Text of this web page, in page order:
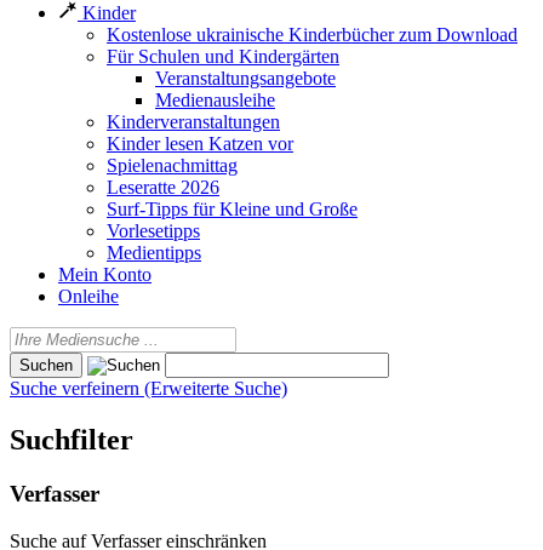
Kinder
Kostenlose ukrainische Kinderbücher zum Download
Für Schulen und Kindergärten
Veranstaltungsangebote
Medienausleihe
Kinderveranstaltungen
Kinder lesen Katzen vor
Spielenachmittag
Leseratte 2026
Surf-Tipps für Kleine und Große
Vorlesetipps
Medientipps
Mein Konto
Onleihe
Suche verfeinern (Erweiterte Suche)
Suchfilter
Verfasser
Suche auf Verfasser einschränken